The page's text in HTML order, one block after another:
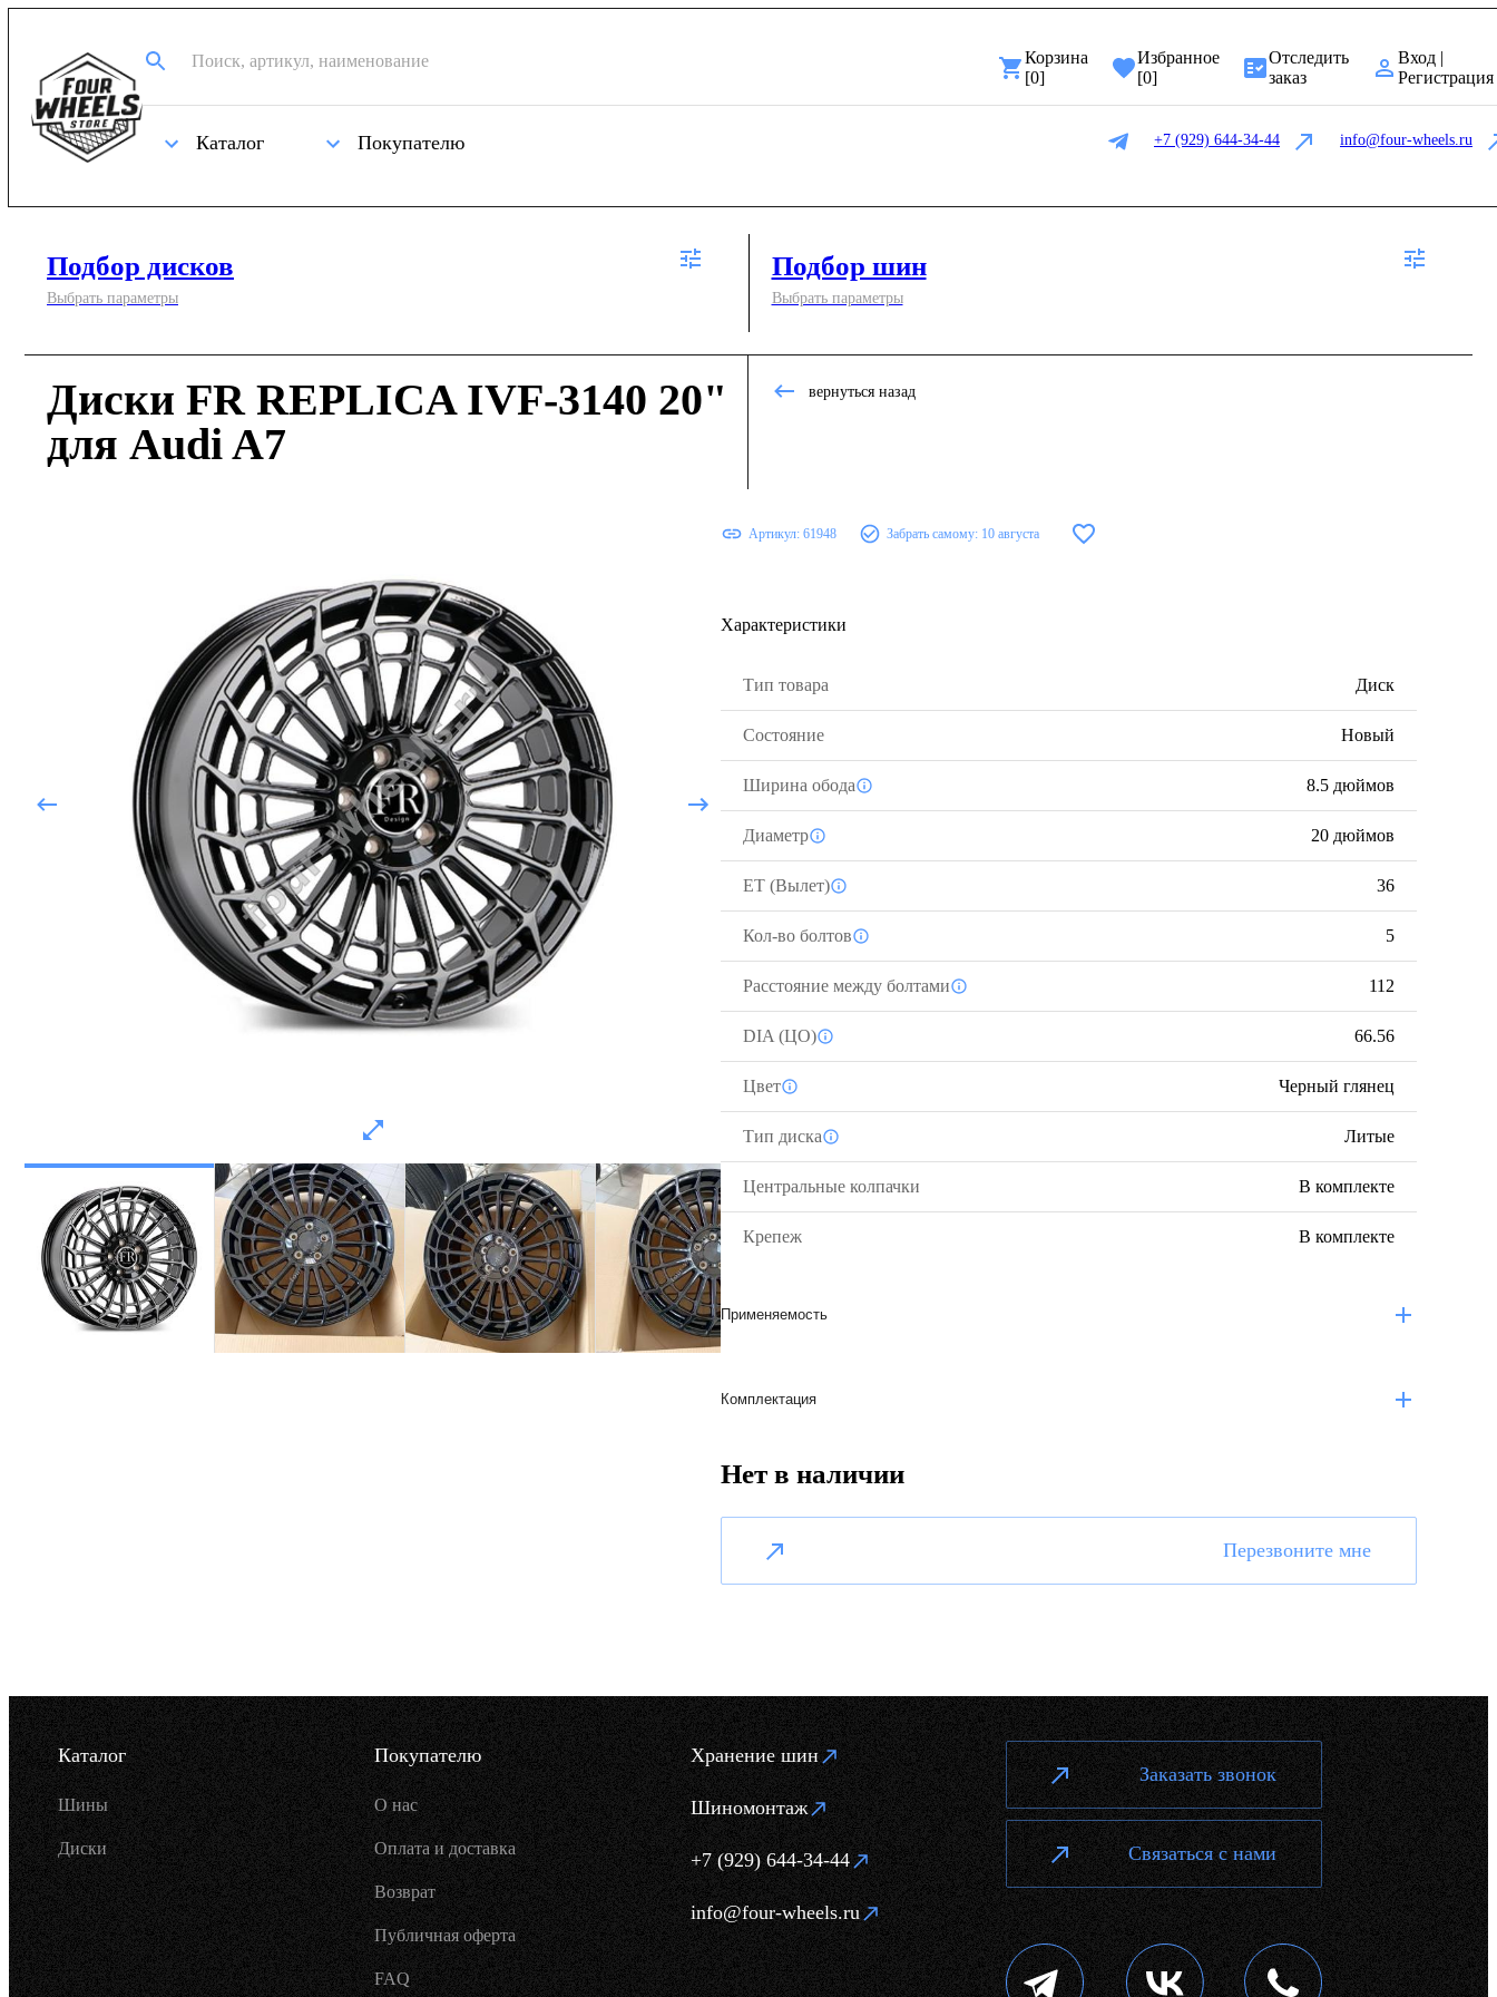
Корзина
[0]
Избранное
[0]
Отследить
заказ
Вход |
Регистрация
Каталог Покупателю +7 (929) 644-34-44 info@four-wheels.ru
Подбор дисков
Выбрать параметры
Подбор шин
Выбрать параметры
Диски FR REPLICA IVF-3140 20"
для Audi A7
вернуться назад
Артикул: 61948 Забрать самому: 10 августа
Характеристики
Тип товара Диск
Состояние Новый
Ширина обода 8.5 дюймов
Диаметр 20 дюймов
ЕТ (Вылет) 36
Кол-во болтов 5
Расстояние между болтами 112
DIA (ЦО) 66.56
Цвет Черный глянец
Тип диска Литые
Центральные колпачки В комплекте
Крепеж В комплекте
Применяемость
Комплектация
Нет в наличии
Перезвоните мне
Каталог
Шины
Диски
Покупателю
О нас
Оплата и доставка
Возврат
Публичная оферта
FAQ
Хранение шин
Шиномонтаж
+7 (929) 644-34-44
info@four-wheels.ru
Заказать звонок
Связаться с нами